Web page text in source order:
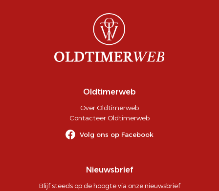
Oldtimerweb
Over Oldtimerweb
Contacteer Oldtimerweb
Volg ons op Facebook
Nieuwsbrief
Blijf steeds op de hoogte via onze nieuwsbrief